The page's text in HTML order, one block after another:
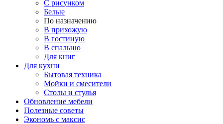
С рисунком
Белые
По назначению
В прихожую
В гостиную
В спальню
Для книг
Для кухни
Бытовая техника
Мойки и смесители
Столы и стулья
Обновление мебели
Полезные советы
Экономь с максис